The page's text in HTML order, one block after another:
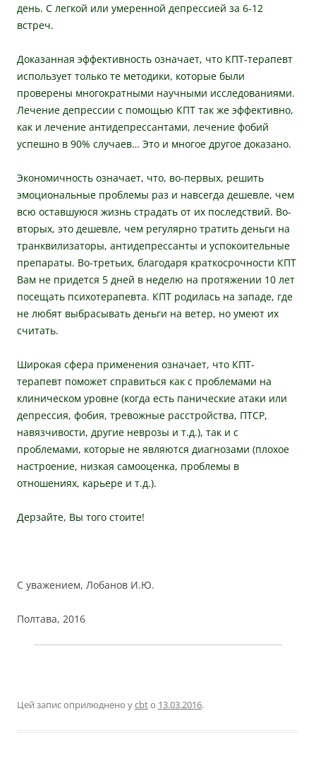
день. С легкой или умеренной депрессией за 6-12
встреч.
Доказанная эффективность означает, что КПТ-терапевт
использует только те методики, которые были
проверены многократными научными исследованиями.
Лечение депрессии с помощью КПТ так же эффективно,
как и лечение антидепрессантами, лечение фобий
успешно в 90% случаев… Это и многое другое доказано.
Экономичность означает, что, во-первых, решить
эмоциональные проблемы раз и навсегда дешевле, чем
всю оставшуюся жизнь страдать от их последствий. Во-
вторых, это дешевле, чем регулярно тратить деньги на
транквилизаторы, антидепрессанты и успокоительные
препараты. Во-третьих, благодаря краткосрочности КПТ
Вам не придется 5 дней в неделю на протяжении 10 лет
посещать психотерапевта. КПТ родилась на западе, где
не любят выбрасывать деньги на ветер, но умеют их
считать.
Широкая сфера применения означает, что КПТ-
терапевт поможет справиться как с проблемами на
клиническом уровне (когда есть панические атаки или
депрессия, фобия, тревожные расстройства, ПТСР,
навязчивости, другие неврозы и т.д.), так и с
проблемами, которые не являются диагнозами (плохое
настроение, низкая самооценка, проблемы в
отношениях, карьере и т.д.).
Дерзайте, Вы того стоите!
С уважением, Лобанов И.Ю.
Полтава, 2016
Цей запис оприлюднено уcbtо 13.03.2016.